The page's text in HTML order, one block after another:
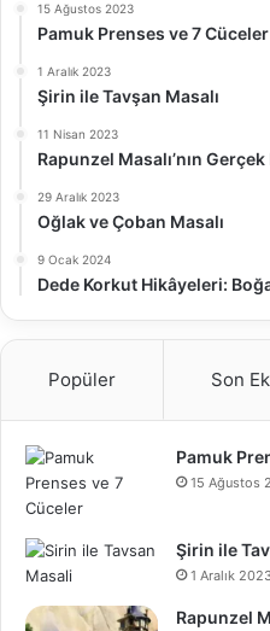
15 Ağustos 2023
Pamuk Prenses ve 7 Cüceler
1 Aralık 2023
Şirin ile Tavşan Masalı
11 Nisan 2023
Rapunzel Masalı’nın
29 Aralık 2023
Oğlak ve Çoban Masalı
9 Ocak 2024
Dede Korkut Hikâyeleri:
Popüler Son
Pamuk
15 Ağustos
Şirin ile
1 Aralık 2023
Rapunzel